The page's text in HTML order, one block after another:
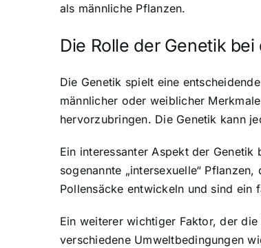
als männliche Pflanzen.
Die Rolle der Genetik
Die Genetik spielt eine
männlicher oder weiblicher
hervorzubringen. Die Genetik kann
Ein interessanter Aspekt der
sogenannte „intersexuelle“
Pollensäcke entwickeln und sind ein
Ein weiterer wichtiger Faktor, der
verschiedene Umweltbedingungen